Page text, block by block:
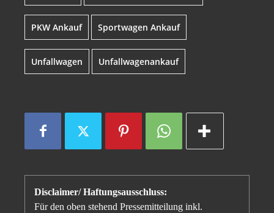
PKW Ankauf Sportwagen Ankauf
Unfallwagen Unfallwagenankauf
Disclaimer/ Haftungsausschluss:
Für den oben stehend Pressemitteilung inkl.